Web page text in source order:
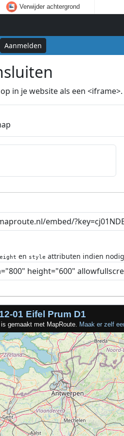
Verwijder achtergrond
Aanmelden
in je website als een
en style attributen indien